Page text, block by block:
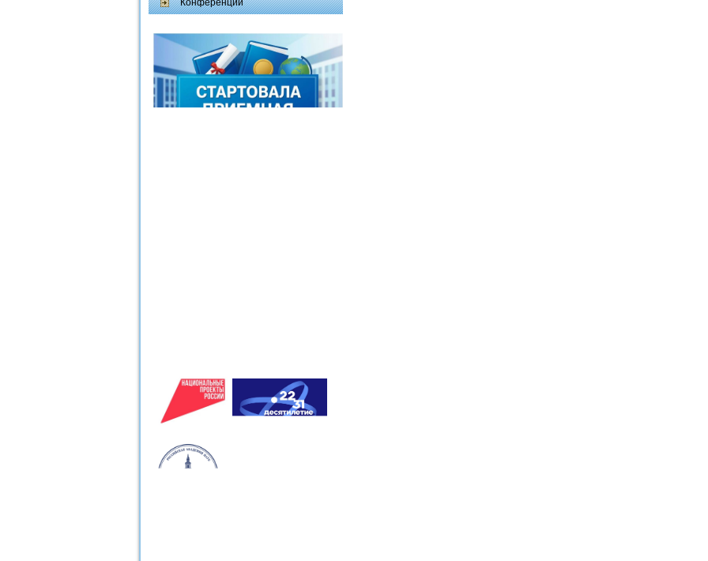
Конференции